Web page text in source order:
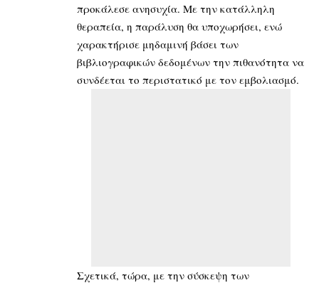
προκάλεσε ανησυχία. Με την κατάλληλη
θεραπεία, η παράλυση θα υποχωρήσει, ενώ
χαρακτήρισε μηδαμινή βάσει των
βιβλιογραφικών δεδομένων την πιθανότητα να
συνδέεται το περιστατικό με τον εμβολιασμό.
Σχετικά, τώρα, με την σύσκεψη των